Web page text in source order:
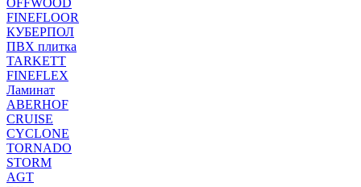
OFFWOOD
FINEFLOOR
КУБЕРПОЛ
ПВХ плитка
TARKETT
FINEFLEX
Ламинат
ABERHOF
CRUISE
CYCLONE
TORNADO
STORM
AGT